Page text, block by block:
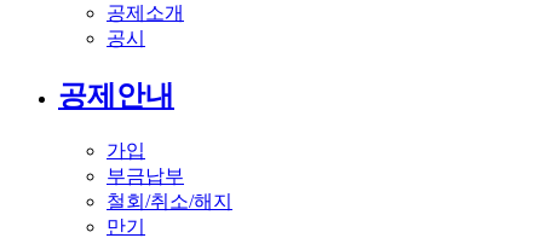
공제소개
공시
공제안내
가입
부금납부
철회/취소/해지
만기